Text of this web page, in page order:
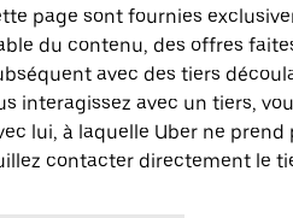
page sont fournies
du contenu, des offres
avec des tiers
interagissez avec un tiers,
lui, à laquelle Uber ne prend
contacter directement le